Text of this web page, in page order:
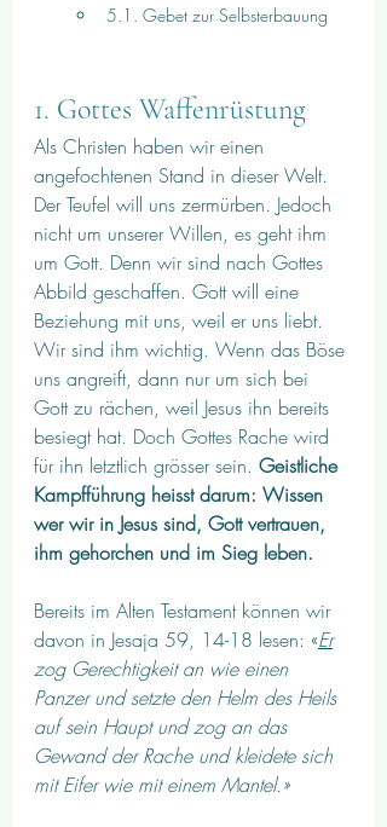
5.1. Gebet zur Selbsterbauung
1. Gottes Waffenrüstung
Als Christen haben wir einen
angefochtenen Stand in dieser Welt.
Der Teufel will uns zermürben. Jedoch
nicht um unserer Willen, es geht ihm
um Gott. Denn wir sind nach Gottes
Abbild geschaffen. Gott will eine
Beziehung mit uns, weil er uns liebt.
Wir sind ihm wichtig. Wenn das Böse
uns angreift, dann nur um sich bei
Gott zu rächen, weil Jesus ihn bereits
besiegt hat. Doch Gottes Rache wird
für ihn letztlich grösser sein. Geistliche
Kampfführung heisst darum: Wissen
wer wir in Jesus sind, Gott vertrauen,
ihm gehorchen und im Sieg leben.
Bereits im Alten Testament können wir
davon in Jesaja 59, 14-18 lesen: «Er
zog Gerechtigkeit an wie einen
Panzer und setzte den Helm des Heils
auf sein Haupt und zog an das
Gewand der Rache und kleidete sich
mit Eifer wie mit einem Mantel.»